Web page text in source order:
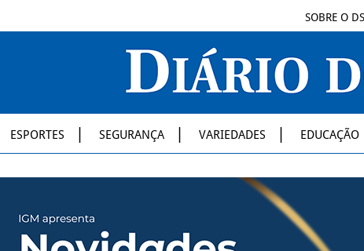
SOBRE O DS
ESPORTES SEGURANÇA VARIEDADES EDUCAÇÃO